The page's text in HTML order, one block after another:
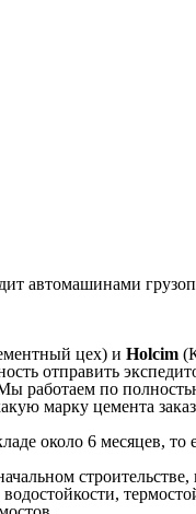
автомашинами
цех) и Holcim
отправить
работаем по
марку цемента
около 6 месяцев,